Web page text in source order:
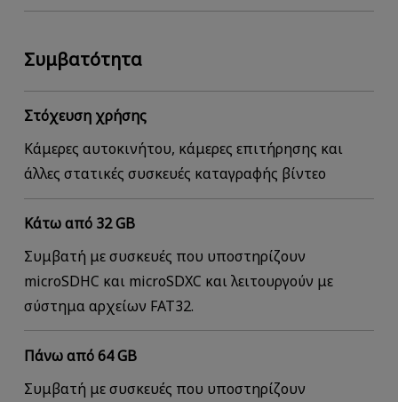
Συμβατότητα
Στόχευση χρήσης
Κάμερες αυτοκινήτου, κάμερες επιτήρησης και
άλλες στατικές συσκευές καταγραφής βίντεο
Κάτω από 32 GB
Συμβατή με συσκευές που υποστηρίζουν
microSDHC και microSDXC και λειτουργούν με
σύστημα αρχείων FAT32.
Πάνω από 64 GB
Συμβατή με συσκευές που υποστηρίζουν